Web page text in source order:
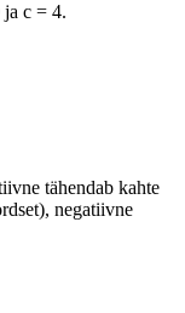
ja c = 4.
tähendab kahte
negatiivne